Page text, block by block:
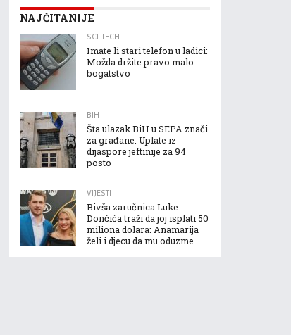
NAJČITANIJE
SCI-TECH
Imate li stari telefon u ladici:
Možda držite pravo malo
bogatstvo
BIH
Šta ulazak BiH u SEPA znači
za građane: Uplate iz
dijaspore jeftinije za 94
posto
VIJESTI
Bivša zaručnica Luke
Dončića traži da joj isplati 50
miliona dolara: Anamarija
želi i djecu da mu oduzme